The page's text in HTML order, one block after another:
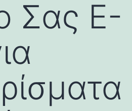
Σας E-